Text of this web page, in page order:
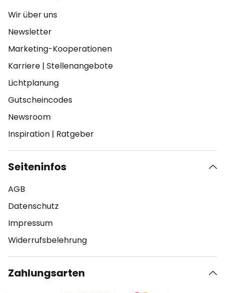
Wir über uns
Newsletter
Marketing-Kooperationen
Karriere | Stellenangebote
Lichtplanung
Gutscheincodes
Newsroom
Inspiration | Ratgeber
Seiteninfos
AGB
Datenschutz
Impressum
Widerrufsbelehrung
Zahlungsarten